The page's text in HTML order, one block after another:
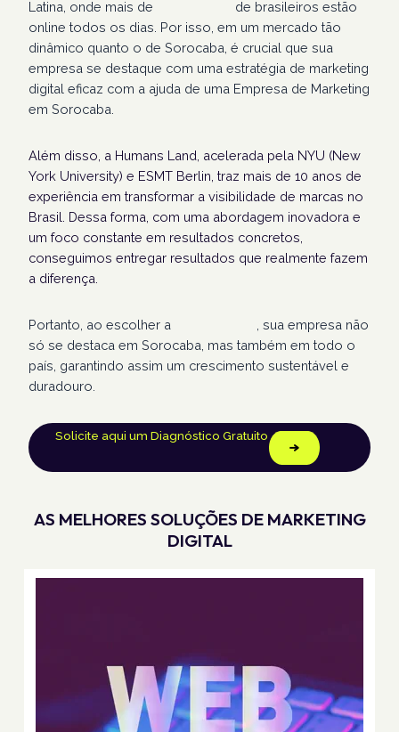
Latina, onde mais de
de brasileiros estão
online todos os dias. Por isso, em um mercado tão
dinâmico quanto o de Sorocaba, é crucial que sua
empresa se destaque com uma estratégia de marketing
digital eficaz com a ajuda de uma Empresa de Marketing
em Sorocaba.
Além disso, a Humans Land, acelerada pela NYU (New
York University) e ESMT Berlin, traz mais de 10 anos de
experiência em transformar a visibilidade de marcas no
Brasil. Dessa forma, com uma abordagem inovadora e
um foco constante em resultados concretos,
conseguimos entregar resultados que realmente fazem
a diferença.
Portanto, ao escolher a
, sua empresa não
só se destaca em Sorocaba, mas também em todo o
país, garantindo assim um crescimento sustentável e
duradouro.
Solicite aqui um Diagnóstico Gratuito
AS MELHORES SOLUÇÕES DE MARKETING
DIGITAL